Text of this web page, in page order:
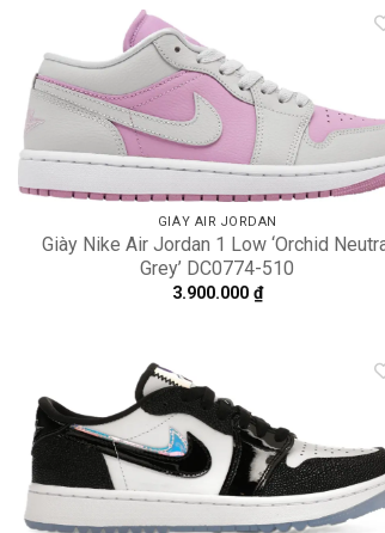
GIÀY AIR JORDAN
Giày Nike Air Jordan 1 Low ‘Orchid
Grey’ DC0774-510
3.900.000 ₫